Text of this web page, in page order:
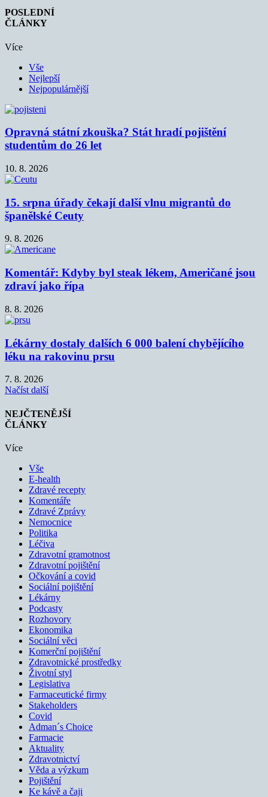
POSLEDNÍ
ČLÁNKY
Více
Vše
Nejlepší
Nejpopulárnější
Opravná státní zkouška? Stát hradí pojištění
studentům do 26 let
10. 8. 2026
15. srpna úřady čekají další vlnu migrantů do
španělské Ceuty
9. 8. 2026
Komentář: Kdyby byl steak lékem, Američané jsou
zdraví jako řípa
8. 8. 2026
Lékárny dostaly dalších 6 000 balení chybějícího
léku na rakovinu prsu
7. 8. 2026
Načíst další
NEJČTENĚJŠÍ
ČLÁNKY
Více
Vše
E-health
Zdravé recepty
Komentáře
Zdravé Zprávy
Nemocnice
Politika
Léčiva
Zdravotní gramotnost
Zdravotní pojištění
Očkování a covid
Sociální pojištění
Lékárny
Podcasty
Rozhovory
Ekonomika
Sociální věci
Komerční pojištění
Zdravotnické prostředky
Životní styl
Legislativa
Farmaceutické firmy
Stakeholders
Covid
Adman´s Choice
Farmacie
Aktuality
Zdravotnictví
Věda a výzkum
Pojištění
Ke kávě a čaji